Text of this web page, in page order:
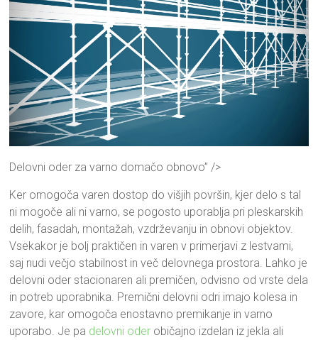
Delovni oder za varno domačo obnovo” />
Ker omogoča varen dostop do višjih površin, kjer delo s tal
ni mogoče ali ni varno, se pogosto uporablja pri pleskarskih
delih, fasadah, montažah, vzdrževanju in obnovi objektov.
Vsekakor je bolj praktičen in varen v primerjavi z lestvami,
saj nudi večjo stabilnost in več delovnega prostora. Lahko je
delovni oder stacionaren ali premičen, odvisno od vrste dela
in potreb uporabnika. Premični delovni odri imajo kolesa in
zavore, kar omogoča enostavno premikanje in varno
uporabo. Je pa delovni oder običajno izdelan iz jekla ali